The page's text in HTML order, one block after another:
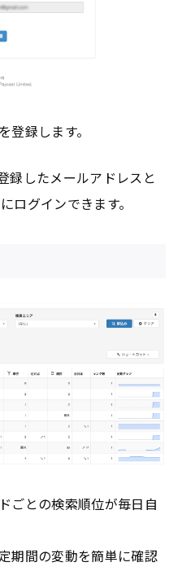
録します。
録したメールアドレスと
ログインできます。
ごとの検索順位が毎日自
期間の変動を簡単に確認